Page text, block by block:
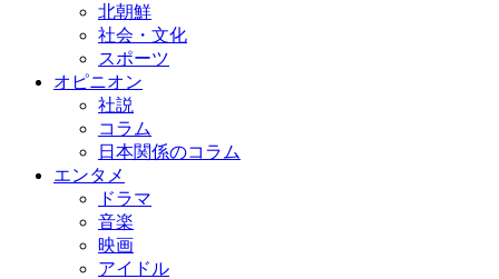
北朝鮮
社会・文化
スポーツ
オピニオン
社説
コラム
日本関係のコラム
エンタメ
ドラマ
音楽
映画
アイドル